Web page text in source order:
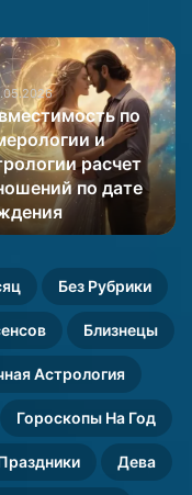
по
и
расчет
по дате
Без Рубрики
Близнецы
Астрология
Гороскопы На Год
Дева